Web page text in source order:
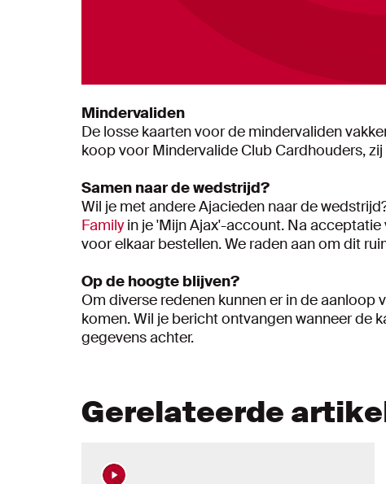
Mindervaliden
De losse kaarten voor de mindervaliden
koop voor Mindervalide Club Cardhouders,
Samen naar de wedstrijd?
Wil je met andere Ajacieden naar de
Familyin je 'Mijn Ajax'-account. Na
voor elkaar bestellen. We raden aan om dit
Op de hoogte blijven?
Om diverse redenen kunnen er in de
komen. Wil je bericht ontvangen wanneer de
gegevens achter.
Gerelateerde